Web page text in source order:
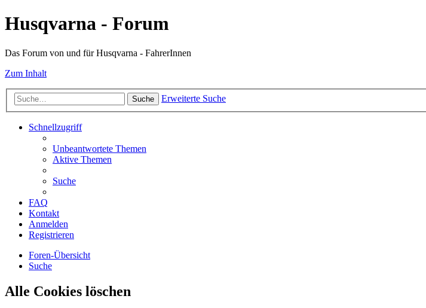
Husqvarna - Forum
Das Forum von und für Husqvarna - FahrerInnen
Zum Inhalt
Suche Erweiterte Suche
Schnellzugriff
Unbeantwortete Themen
Aktive Themen
Suche
FAQ
Kontakt
Anmelden
Registrieren
Foren-Übersicht
Suche
Alle Cookies löschen